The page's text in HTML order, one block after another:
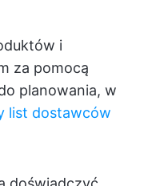
i
za pomocą
planowania, w
list dostawców